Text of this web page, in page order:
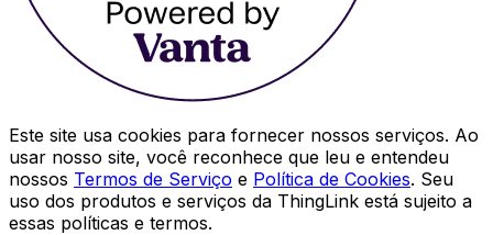
Este site usa cookies para fornecer nossos serviços. Ao
usar nosso site, você reconhece que leu e entendeu
nossos Termos de Serviço e Política de Cookies. Seu
uso dos produtos e serviços da ThingLink está sujeito a
essas políticas e termos.